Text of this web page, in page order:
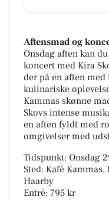
Aftensmad og
Onsdag aften kan
koncert med Kira
der på en aften
kulinariske
Kammas skønne
Skovs intense
en aften fyldt med
omgivelser med
Tidspunkt: Onsdag
Sted: Kafé
Haarby
Entré: 795 kr